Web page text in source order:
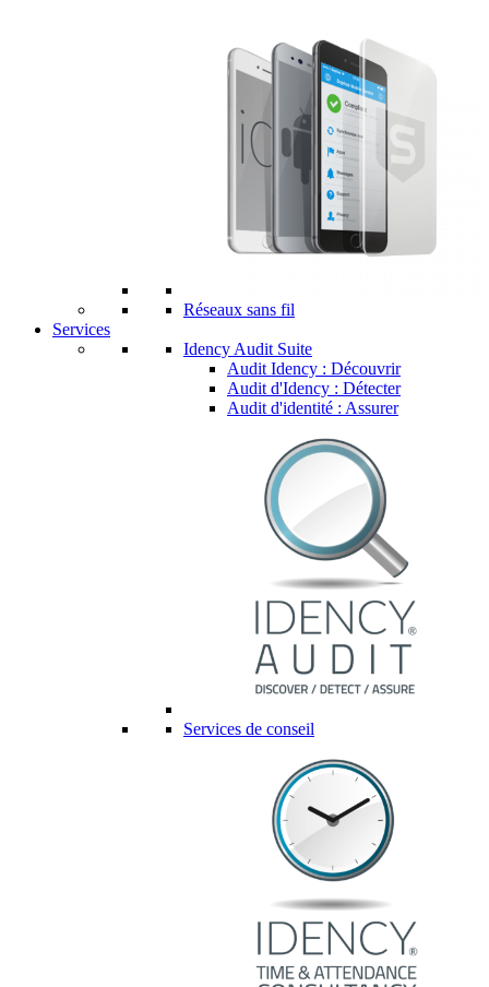
Réseaux sans fil
Services
Idency Audit Suite
Audit Idency : Découvrir
Audit d'Idency : Détecter
Audit d'identité : Assurer
Services de conseil